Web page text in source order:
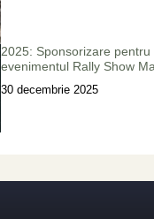
2025: Sponsorizare pentru
evenimentul Rally Show
30 decembrie 2025